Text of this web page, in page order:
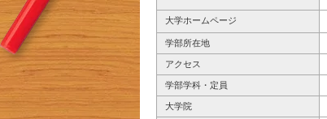
大学ホームページ
学部所在地
アクセス
学部学科・定員
大学院